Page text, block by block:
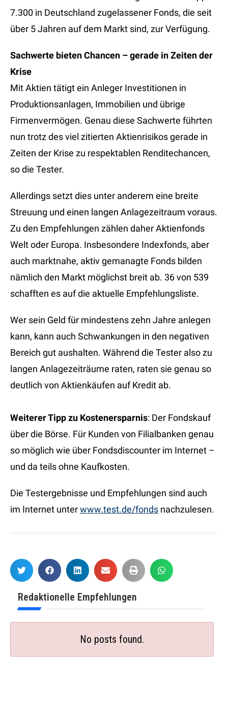
7.300 in Deutschland zugelassener Fonds, die seit
über 5 Jahren auf dem Markt sind, zur Verfügung.
Sachwerte bieten Chancen – gerade in Zeiten der
Krise
Mit Aktien tätigt ein Anleger Investitionen in
Produktionsanlagen, Immobilien und übrige
Firmenvermögen. Genau diese Sachwerte führten
nun trotz des viel zitierten Aktienrisikos gerade in
Zeiten der Krise zu respektablen Renditechancen,
so die Tester.
Allerdings setzt dies unter anderem eine breite
Streuung und einen langen Anlagezeitraum voraus.
Zu den Empfehlungen zählen daher Aktienfonds
Welt oder Europa. Insbesondere Indexfonds, aber
auch marktnahe, aktiv gemanagte Fonds bilden
nämlich den Markt möglichst breit ab. 36 von 539
schafften es auf die aktuelle Empfehlungsliste.
Wer sein Geld für mindestens zehn Jahre anlegen
kann, kann auch Schwankungen in den negativen
Bereich gut aushalten. Während die Tester also zu
langen Anlagezeiträume raten, raten sie genau so
deutlich von Aktienkäufen auf Kredit ab.
Weiterer Tipp zu Kostenersparnis: Der Fondskauf
über die Börse. Für Kunden von Filialbanken genau
so möglich wie über Fondsdiscounter im Internet –
und da teils ohne Kaufkosten.
Die Testergebnisse und Empfehlungen sind auch
im Internet unterwww.test.de/fonds nachzulesen.
Redaktionelle Empfehlungen
No posts found.